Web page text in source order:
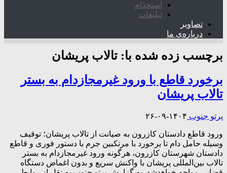
استخدام
تبلیغات
تصاویر
درباره‌ی ما
برچسب زده شده با: تالاب پریشان
برخورد قاطع با ورود غیرمجازدام به بستر
تالاب پریشان
پرتو جنوب ۱۴۰۴-۰۹-۲۶
ورود قاطع دادستان کازرون به صیانت از تالاب پریشان؛ توقیف
وسیله حامل دام تا برخورد با مرتکبین جرم با دستور فوری و قاطع
دادستان شهرستان کازرون، هرگونه ورود غیرمجازدام به بستر
تالاب بین‌المللی پریشان با واکنش سریع و بدون اغماض دستگاه